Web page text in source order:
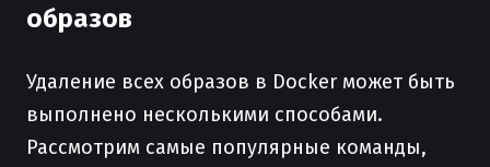
образов
Удаление всех образов в Docker может быть
выполнено несколькими способами.
Рассмотрим самые популярные команды,